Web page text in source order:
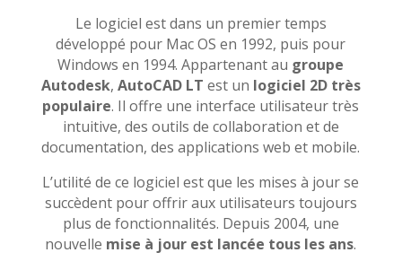
Le logiciel est dans un premier temps
développé pour Mac OS en 1992, puis pour
Windows en 1994. Appartenant au groupe
Autodesk, AutoCAD LT est un logiciel 2D très
populaire. Il offre une interface utilisateur très
intuitive, des outils de collaboration et de
documentation, des applications web et mobile.
L’utilité de ce logiciel est que les mises à jour se
succèdent pour offrir aux utilisateurs toujours
plus de fonctionnalités. Depuis 2004, une
nouvelle mise à jour est lancée tous les ans.